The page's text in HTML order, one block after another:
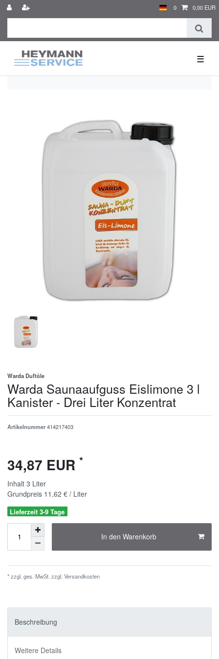
0 0,00 EUR
☰
Warda Duftöle
Warda Saunaaufguss Eislimone 3 l
Kanister - Drei Liter Konzentrat
Artikelnummer414217403
34,87 EUR *
Inhalt 3 Liter
Grundpreis 11,62 € / Liter
Lieferzeit 3-9 Tage
In den Warenkorb
* zzgl. ges. MwSt. zzgl. Versandkosten
Beschreibung
Weitere Details